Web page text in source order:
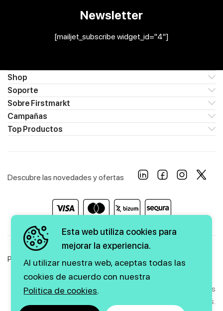
Newsletter
[mailjet_subscribe widget_id="4"]
Shop
Soporte
Sobre Firstmarkt
Campañas
Top Productos
Descubre las novedades y ofertas
Política de Privacidad Política de Cookies Aviso Legal
Copyright © 2026 firstmarkt. Todos los derechos
reservados.
Esta web utiliza cookies para
mejorar la experiencia.
Al utilizar nuestra web, aceptas todas las
cookies de acuerdo con nuestra
Politica de cookies.